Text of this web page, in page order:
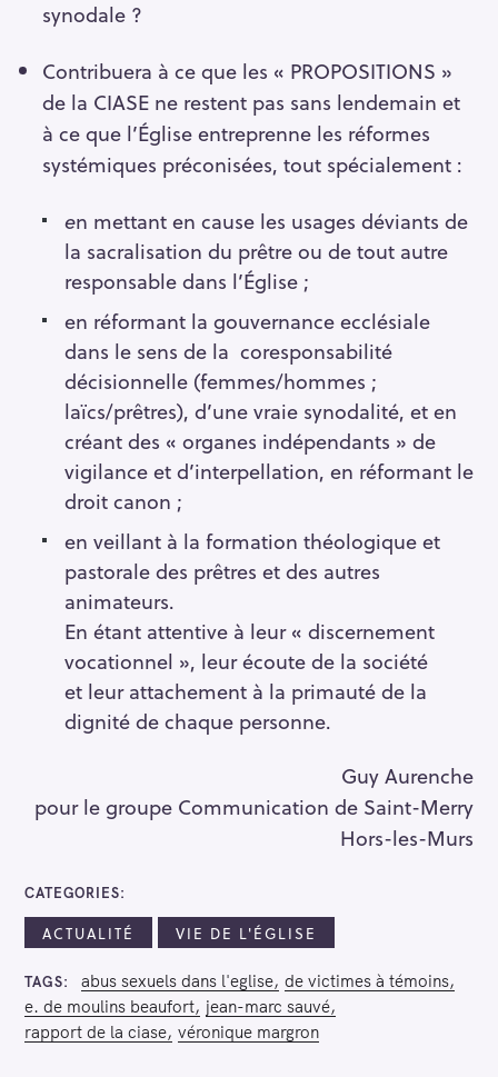
synodale ?
Contribuera à ce que les « PROPOSITIONS »
de la CIASE ne restent pas sans lendemain et
à ce que l’Église entreprenne les réformes
systémiques préconisées, tout spécialement :
en mettant en cause les usages déviants de
la sacralisation du prêtre ou de tout autre
responsable dans l’Église ;
en réformant la gouvernance ecclésiale
dans le sens de la coresponsabilité
décisionnelle (femmes/hommes ;
laïcs/prêtres), d’une vraie synodalité, et en
créant des « organes indépendants » de
vigilance et d’interpellation, en réformant le
droit canon ;
en veillant à la formation théologique et
pastorale des prêtres et des autres
animateurs.
En étant attentive à leur « discernement
vocationnel », leur écoute de la société
et leur attachement à la primauté de la
dignité de chaque personne.
Guy Aurenche
pour le groupe Communication de Saint-Merry
Hors-les-Murs
CATEGORIES
ACTUALITÉ VIE DE L'ÉGLISE
TAGS abus sexuels dans l'eglise de victimes à témoins
e. de moulins beaufort jean-marc sauvé
rapport de la ciase véronique margron